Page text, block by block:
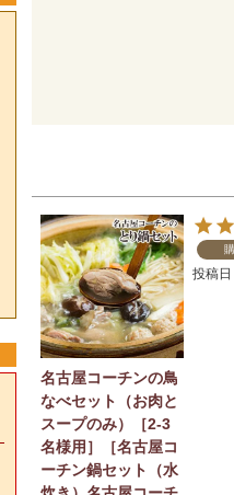
名古屋コーチンの鳥
なべセット（お肉と
スープのみ）［2-3
名様用］［名古屋コ
ーチン鍋セット（水
投稿日